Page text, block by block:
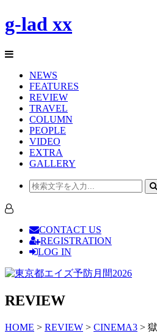
g-lad xx
NEWS
FEATURES
REVIEW
TRAVEL
COLUMN
PEOPLE
VIDEO
EXTRA
GALLERY
CONTACT US
REGISTRATION
LOG IN
REVIEW
HOME > REVIEW > CINEMA3 >